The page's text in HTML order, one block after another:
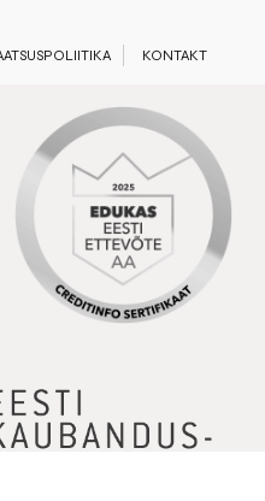
KONTAKT